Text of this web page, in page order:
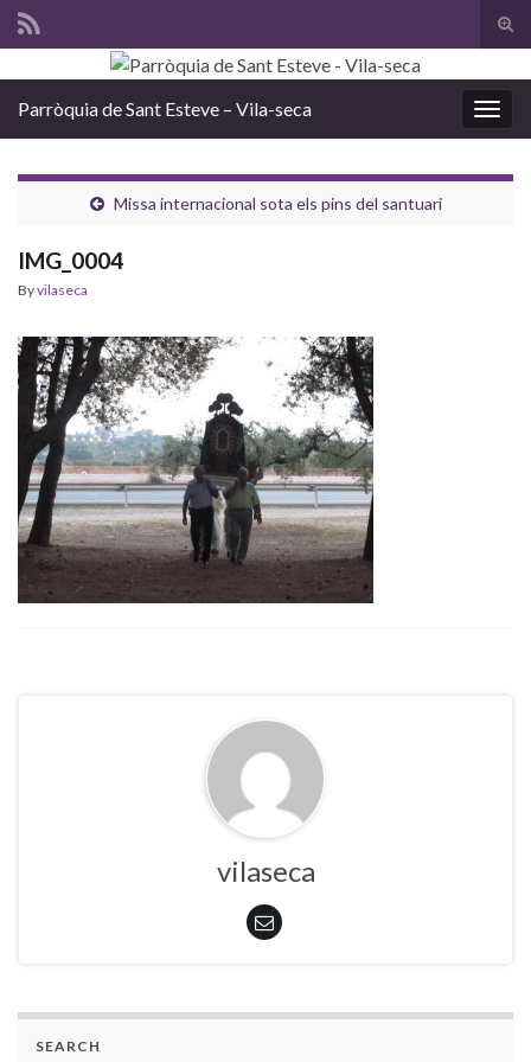
Search for:
Parròquia de Sant Esteve – Vila-seca
Missa internacional sota els pins del santuari
IMG_0004
Byvilaseca
vilaseca
SEARCH